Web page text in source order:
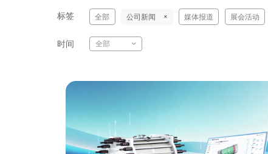
标签 全部 公司新闻 媒体报道 展会活动
时间 全部